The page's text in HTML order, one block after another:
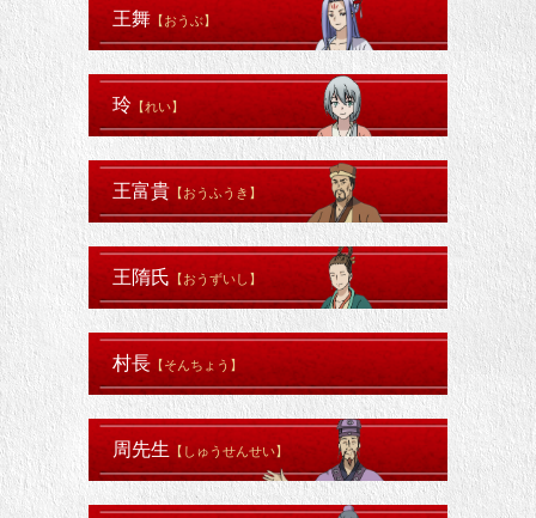
王舞 【おうぶ】
玲【れい】
王富貴 【おうふうき】
王隋氏 【おうずいし】
村長 【そんちょう】
周先生 【しゅうせんせい】